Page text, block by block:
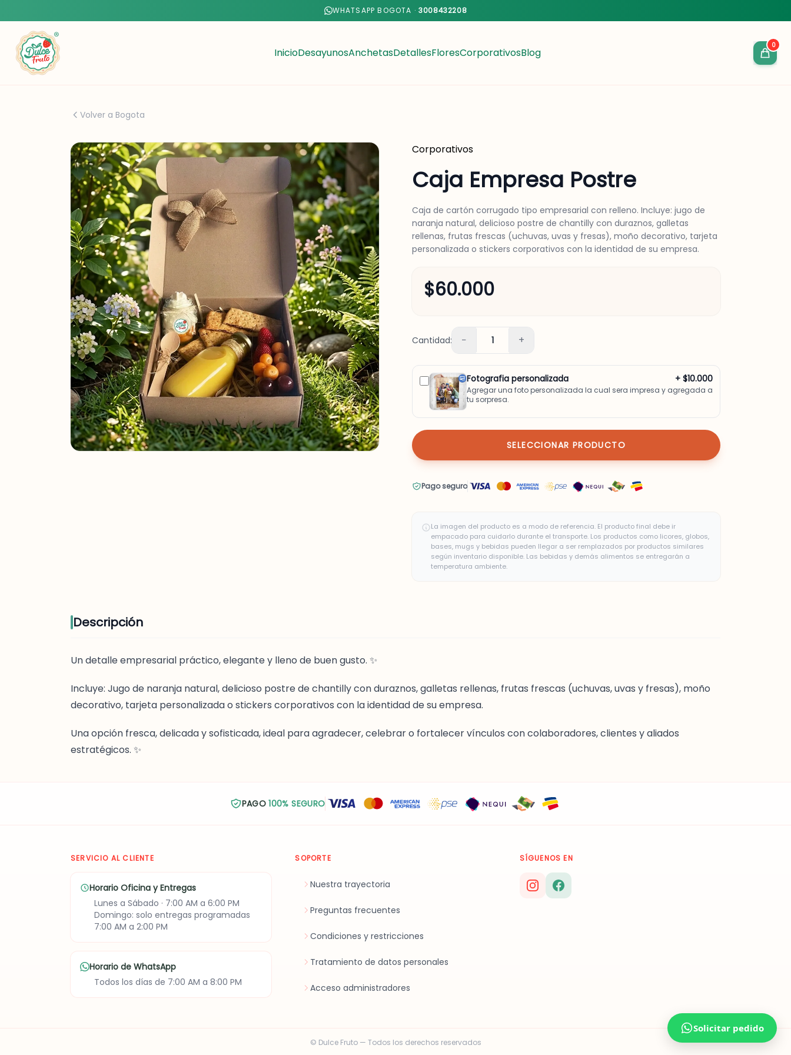
WHATSAPP BOGOTA ·3008432208
InicioDesayunosAnchetasDetallesFloresCorporativosBlog
0
Volver a Bogota
Corporativos
Caja Empresa Postre
Caja de cartón corrugado tipo empresarial con relleno. Incluye: jugo de
naranja natural, delicioso postre de chantilly con duraznos, galletas
rellenas, frutas frescas (uchuvas, uvas y fresas), moño decorativo, tarjeta
personalizada o stickers corporativos con la identidad de su empresa.
$60.000
Cantidad: − 1 +
Fotografia personalizada + $10.000
Agregar una foto personalizada la cual sera impresa y agregada a
tu sorpresa.
SELECCIONAR PRODUCTO
Pago seguro
La imagen del producto es a modo de referencia. El producto final debe ir
empacado para cuidarlo durante el transporte. Los productos como licores, globos,
bases, mugs y bebidas pueden llegar a ser remplazados por productos similares
según inventario disponible. Las bebidas y demás alimentos se entregarán a
temperatura ambiente.
Descripción
Un detalle empresarial práctico, elegante y lleno de buen gusto. ✨
Incluye: Jugo de naranja natural, delicioso postre de chantilly con duraznos, galletas rellenas, frutas frescas (uchuvas, uvas y fresas), moño
decorativo, tarjeta personalizada o stickers corporativos con la identidad de su empresa.
Una opción fresca, delicada y sofisticada, ideal para agradecer, celebrar o fortalecer vínculos con colaboradores, clientes y aliados
estratégicos. ✨
PAGO100% SEGURO
SERVICIO AL CLIENTE
Horario Oficina y Entregas
Lunes a Sábado · 7:00 AM a 6:00 PM
Domingo: solo entregas programadas
7:00 AM a 2:00 PM
Horario de WhatsApp
Todos los días de 7:00 AM a 8:00 PM
SOPORTE
Nuestra trayectoria
Preguntas frecuentes
Condiciones y restricciones
Tratamiento de datos personales
Acceso administradores
SÍGUENOS EN
© Dulce Fruto — Todos los derechos reservados
Solicitar pedido